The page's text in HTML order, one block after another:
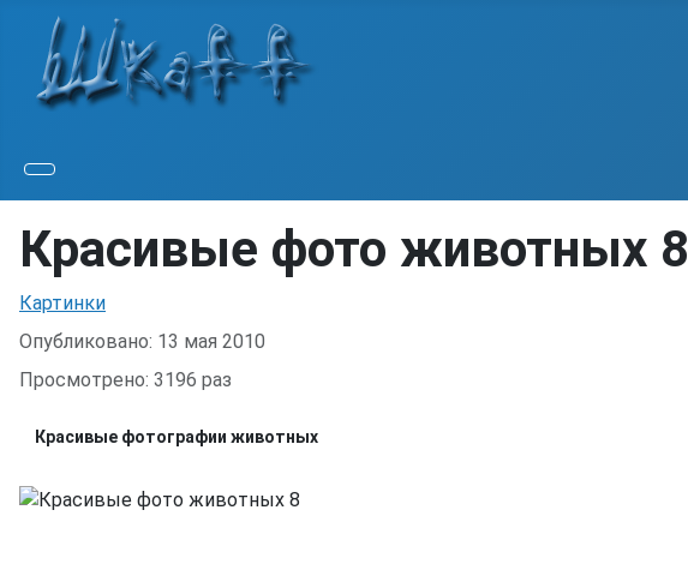
Красивые фото животных 8
Информация о материале
Картинки
Опубликовано: 13 мая 2010
Просмотрено: 3196 раз
Красивые фотографии животных